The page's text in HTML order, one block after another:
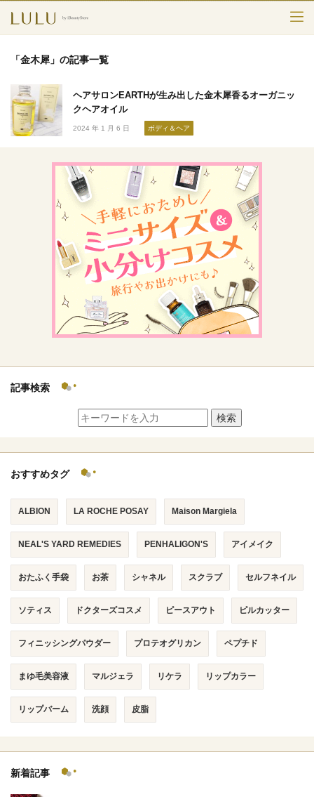
スキンケア
メークアップ
エイジングケア
フレグランス
ボディ＆ヘア
ライフスタイル
検索
「金木犀」の記事一覧
ヘアサロンEARTHが生み出した金木犀香るオーガニッ
クヘアオイル
2024 年 1 月 6 日 ボディ＆ヘア
記事検索
検索
おすすめタグ
ALBION LA ROCHE POSAY Maison Margiela
NEAL'S YARD REMEDIES PENHALIGON'S アイメイク
おたふく手袋 お茶 シャネル スクラブ セルフネイル
ソティス ドクターズコスメ ピースアウト ピルカッター
フィニッシングパウダー プロテオグリカン ペプチド
まゆ毛美容液 マルジェラ リケラ リップカラー
リップバーム 洗顔 皮脂
新着記事